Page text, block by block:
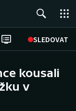
SLEDOVAT
kousali
v